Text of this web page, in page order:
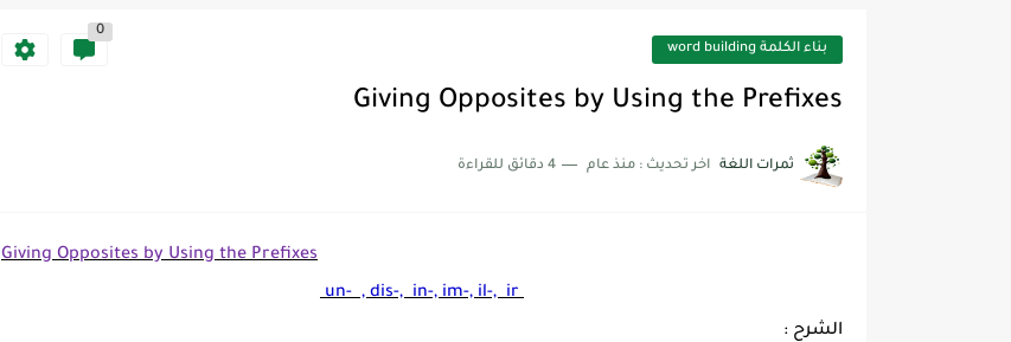
أفضل أكواد خصم تفيدك عند التسوق Discount Codes That Help...
أهمية تعلم قواعد اللغة الإنجليزية | مكونات الجملة في اللغة...
بناء الكلمة word building
0
Giving Opposites by Using the Prefixes
ثمرات اللغة اخر تحديث : منذ عام 4 دقائق للقراءة
Giving Opposites by Using the Prefixes
un- , dis-, in-, im-, il-, ir
الشرح :